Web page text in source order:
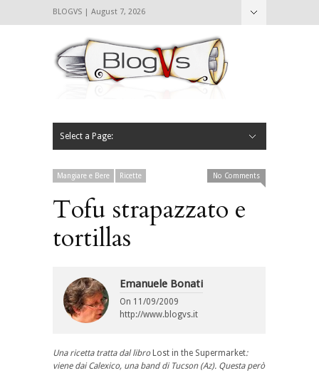
BLOGVS | August 7, 2026
Select a Page:
Mangiare e Bere Ricette No Comments
Tofu strapazzato e
tortillas
Emanuele Bonati
On 11/09/2009
http://www.blogvs.it
Una ricetta tratta dal libroLost in the Supermarket:
viene dai Calexico, una band di Tucson (Az). Questa però